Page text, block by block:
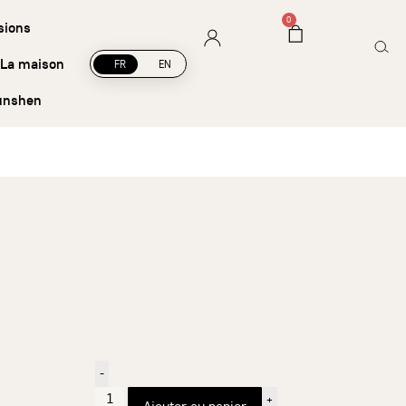
Livraison offerte à partir de 45 € d’achat
La maison
FR EN
0
-
+